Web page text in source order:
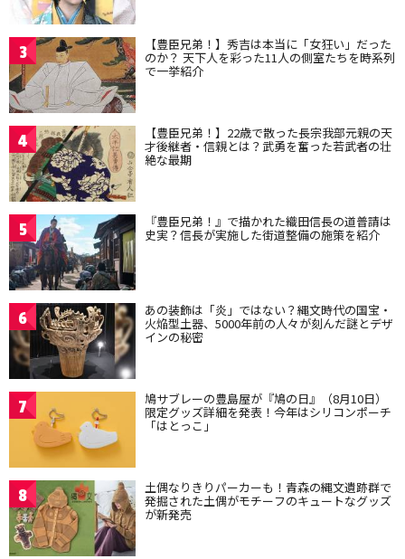
3 【豊臣兄弟！】秀吉は本当に「女狂い」だった
のか？ 天下人を彩った11人の側室たちを時系列
で一挙紹介
4 【豊臣兄弟！】22歳で散った長宗我部元親の天
才後継者・信親とは？武勇を奮った若武者の壮
絶な最期
5 『豊臣兄弟！』で描かれた織田信長の道普請は
史実？信長が実施した街道整備の施策を紹介
6 あの装飾は「炎」ではない？縄文時代の国宝・
火焔型土器、5000年前の人々が刻んだ謎とデザ
インの秘密
7 鳩サブレーの豊島屋が『鳩の日』（8月10日）
限定グッズ詳細を発表！今年はシリコンポーチ
「はとっこ」
8 土偶なりきりパーカーも！青森の縄文遺跡群で
発掘された土偶がモチーフのキュートなグッズ
が新発売